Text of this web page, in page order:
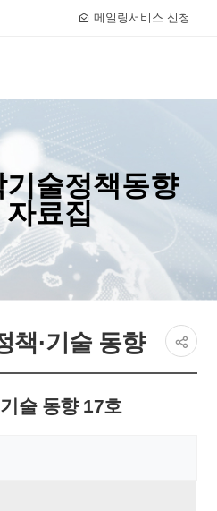
메일링서비스 신청
술정책동향
자료집
책·기술 동향
페이지
공유
share
술 동향 17호